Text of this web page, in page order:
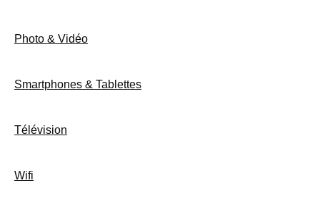
Photo & Vidéo
Smartphones & Tablettes
Télévision
Wifi